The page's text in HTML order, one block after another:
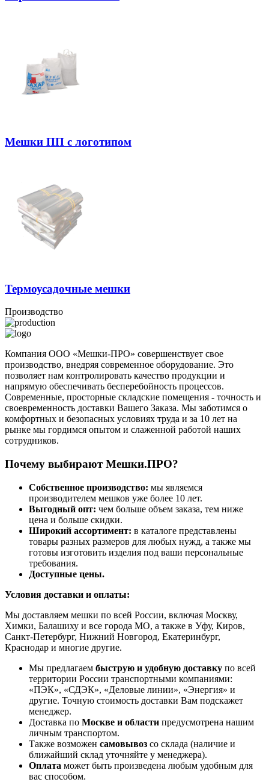
Мешки ПП с логотипом
Термоусадочные мешки
Производство
Компания ООО «Мешки-ПРО» совершенствует свое
производство, внедряя современное оборудование. Это
позволяет нам контролировать качество продукции и
напрямую обеспечивать бесперебойность процессов.
Современные, просторные складские помещения - точность и
своевременность доставки Вашего Заказа. Мы заботимся о
комфортных и безопасных условиях труда и за 10 лет на
рынке мы гордимся опытом и слаженной работой наших
сотрудников.
Почему выбирают Мешки.ПРО?
Собственное производство: мы являемся
производителем мешков уже более 10 лет.
Выгодный опт: чем больше объем заказа, тем ниже
цена и больше скидки.
Широкий ассортимент: в каталоге представлены
товары разных размеров для любых нужд, а также мы
готовы изготовить изделия под ваши персональные
требования.
Доступные цены.
Условия доставки и оплаты:
Мы доставляем мешки по всей России, включая Москву,
Химки, Балашиху и все города МО, а также в Уфу, Киров,
Санкт-Петербург, Нижний Новгород, Екатеринбург,
Краснодар и многие другие.
Мы предлагаем быструю и удобную доставку по всей
территории России транспортными компаниями:
«ПЭК», «СДЭК», «Деловые линии», «Энергия» и
другие. Точную стоимость доставки Вам подскажет
менеджер.
Доставка по Москве и области предусмотрена нашим
личным транспортом.
Также возможен самовывоз со склада (наличие и
ближайший склад уточняйте у менеджера).
Оплата может быть произведена любым удобным для
вас способом.